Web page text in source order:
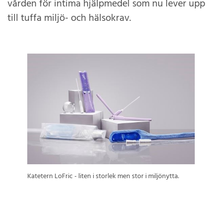
vården för intima hjälpmedel som nu lever upp
till tuffa miljö- och hälsokrav.
Katetern LoFric - liten i storlek men stor i miljönytta.